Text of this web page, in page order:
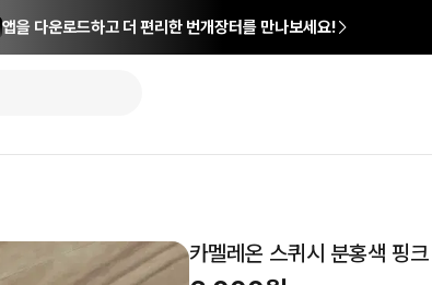
앱을 다운로드하고 더 편리한 번개장터를 만나보세요!
카멜레온 스퀴시 분홍색 핑크